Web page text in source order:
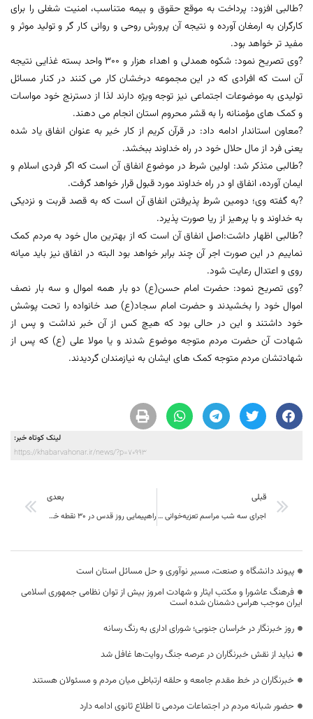
?طالبی افزود: پرداخت به موقع حقوق و بیمه متناسب، امنیت شغلی را برای
کارگران به ارمغان آورده و نتیجه آن پرورش روحی و روانی کار گر و تولید موثر و
مفید تر خواهد بود.
?وی تصریح نمود: شکوه همدلی و اهداء هزار و ۳۰۰ واحد بسته غذایی نتیجه
آن است که افرادی که در این مجموعه درخشان کار می کنند در کنار مسائل
تولیدی به موضوعات اجتماعی نیز توجه ویژه دارند لذا از دسترنج خود مواسات
و کمک های مؤمنانه را به قشر محروم استان انجام می دهند.
?معاون استاندار ادامه داد: در قرآن کریم از کار خیر به عنوان انفاق یاد شده
یعنی فرد از مال حلال خود در راه خداوند ببخشد.
?طالبی متذکر شد: اولین شرط در موضوع انفاق آن است که اگر فردی اسلام و
ایمان آورده، انفاق او در راه خداوند مورد قبول قرار خواهد گرفت.
?به گفته وی؛ دومین شرط پذیرفتن انفاق آن است که به قصد قربت و نزدیکی
به خداوند و با پرهیز از ریا صورت پذیرد.
?طالبی اظهار داشت:اصل انفاق آن است که از بهترین مال خود به مردم کمک
نماییم در این صورت اجر آن چند برابر خواهد بود البته در انفاق نیز باید میانه
روی و اعتدال رعایت شود.
?وی تصریح نمود: حضرت امام حسن(ع) دو بار همه اموال و سه بار نصف
اموال خود را بخشیدند و حضرت امام سجاد(ع) صد خانواده را تحت پوشش
خود داشتند و این در حالی بود که هیچ کس از آن خبر نداشت و پس از
شهادت آن حضرت مردم متوجه موضوع شدند و یا مولا علی (ع) که پس از
شهادتشان مردم متوجه کمک های ایشان به نیازمندان گردیدند.
لینک کوتاه خبر:
https://khabarvahonar.ir/news/?p=70993
قبلی
اجرای سه شب مراسم تعزیه‌خوانی و دمام‌زنی هیئت عاشقان اهل بیت (ع) در بیرجند
بعدی
راهپیمایی روز قدس در ۳۰ نقطه خراسان جنوبی برگزار می‌شود
پیوند دانشگاه و صنعت، مسیر نوآوری و حل مسائل استان است
فرهنگ عاشورا و مکتب ایثار و شهادت امروز بیش از توان نظامی جمهوری اسلامی
ایران موجب هراس دشمنان شده است
روز خبرنگار در خراسان جنوبی؛ شورای اداری به رنگ رسانه
نباید از نقش خبرنگاران در عرصه جنگ روایت‌ها غافل شد
خبرنگاران در خط مقدم جامعه و حلقه ارتباطی میان مردم و مسئولان هستند
حضور شبانه مردم در اجتماعات مردمی تا اطلاع ثانوی ادامه دارد